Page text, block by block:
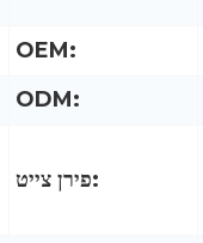
OEM:
ODM:
פירן צייט: